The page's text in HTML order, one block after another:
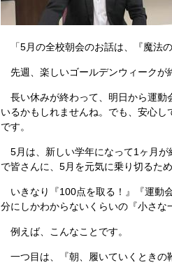
「5月の全校朝会のお話は、『魔法
先週、楽しいゴールデンウィークが
長い休みが終わって、明日から運動
いるかもしれませんね。でも、安心
です。
5月は、新しい学年になって1ヶ月が
で皆さんに、5月を元気に乗り切るた
いきなり『100点を取る！』『運動
分にしかわからないくらいの『小さな
例えば、こんなことです。
一つ目は、『朝、履いていくときの